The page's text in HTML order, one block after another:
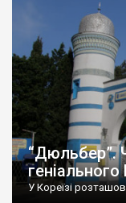
“Дюльбер”.
У Кореїзі